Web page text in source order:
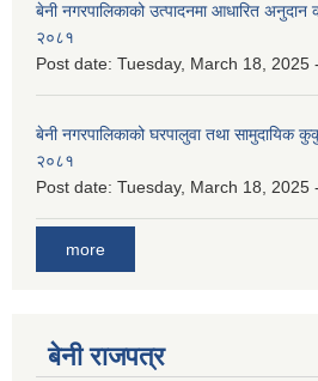
बेनी नगरपालिकाको उत्पादनमा आधारित अनुदान
२०८१
Post date: Tuesday, March 18, 2025
बेनी नगरपालिकाको घरपालुवा तथा सामुदायिक
२०८१
Post date: Tuesday, March 18, 2025
more
बेनी राजपत्र